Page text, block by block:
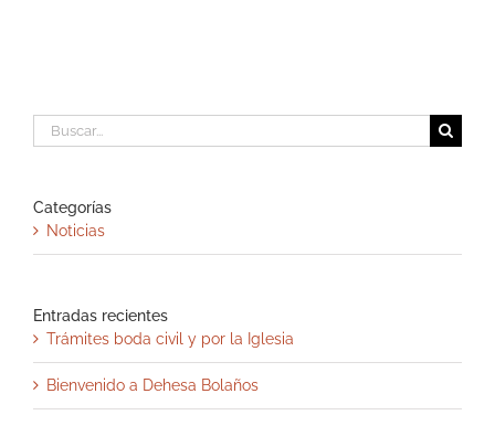
Buscar:
Categorías
Noticias
Entradas recientes
Trámites boda civil y por la Iglesia
Bienvenido a Dehesa Bolaños